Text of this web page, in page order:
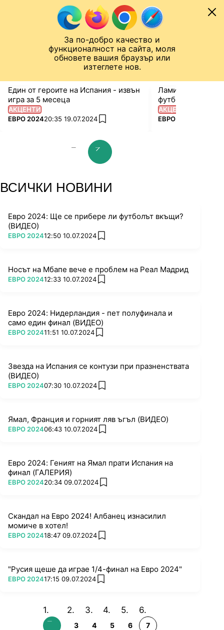
За по-добро качество и
функционалност на сайта, моля
обновете вашия браузър или
изтеглете нов.
Към съдържанието
Лига на Конференциите
ЕВРО 2024
Един от героите на Испания - извън
игра за 5 месеца
АКЦЕНТИ
ПОВЕЧЕ ОТ
ЕВРО 202420:35 19.07.2024 add favorites
Ламин Ямал вече
футболист на
АКЦЕНТИ
ПОВЕЧЕ ОТ
ЕВРО 2024
prev slidenext slide
ВСИЧКИ НОВИНИ
Евро 2024: Ще се прибере ли футболът вкъщи?
(ВИДЕО)
ПОВЕЧЕ ОТ
ЕВРО 202412:50 10.07.2024 add favorites
Носът на Мбапе вече е проблем на Реал Мадрид
ПОВЕЧЕ ОТ
ЕВРО 202412:33 10.07.2024 add favorites
Евро 2024: Нидерландия - пет полуфинала и
само един финал (ВИДЕО)
ПОВЕЧЕ ОТ
ЕВРО 202411:51 10.07.2024 add favorites
Звезда на Испания се контузи при празненствата
(ВИДЕО)
ПОВЕЧЕ ОТ
ЕВРО 202407:30 10.07.2024 add favorites
Ямал, Франция и горният ляв ъгъл (ВИДЕО)
ПОВЕЧЕ ОТ
ЕВРО 202406:43 10.07.2024 add favorites
Евро 2024: Геният на Ямал прати Испания на
финал (ГАЛЕРИЯ)
ПОВЕЧЕ ОТ
ЕВРО 202420:34 09.07.2024 add favorites
Скандал на Евро 2024! Албанец изнасилил
момиче в хотел!
ПОВЕЧЕ ОТ
ЕВРО 202418:47 09.07.2024 add favorites
"Русия щеше да играе 1/4-финал на Евро 2024"
ПОВЕЧЕ ОТ
ЕВРО 202417:15 09.07.2024 add favorites
3 4 5 6 7